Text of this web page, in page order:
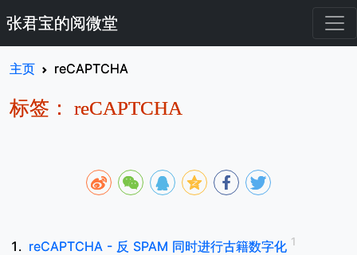
张君宝的阅微堂
主页 reCAPTCHA
标签： reCAPTCHA
reCAPTCHA - 反 SPAM 同时进行古籍数字化